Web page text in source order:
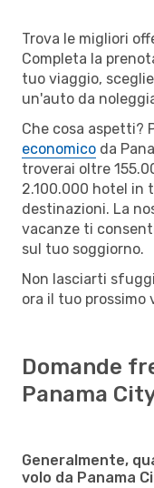
Trova le migliori
Completa la
tuo viaggio,
un'auto da
Che cosa aspetti?
economico da
troverai oltre
2.100.000 hotel in
destinazioni. La
vacanze ti
sul tuo soggiorno.
Non lasciarti
ora il tuo prossimo
Domande
Panama
Generalmente,
volo da Panama